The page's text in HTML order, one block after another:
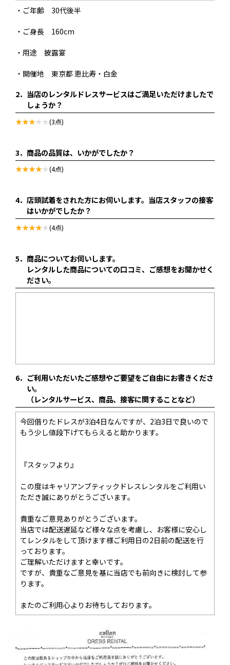
・ご年齢 30代後半
・ご身長 160cm
・用途 披露宴
・開催地 東京都 恵比寿・白金
2． 当店のレンタルドレスサービスはご満足いただけましたで
しょうか？
(3点)
3． 商品の品質は、いかがでしたか？
(4点)
4． 店頭試着をされた方にお伺いします。当店スタッフの接客
はいかがでしたか？
(4点)
5． 商品についてお伺いします。
レンタルした商品についての口コミ、ご感想をお聞かせく
ださい。
6． ご利用いただいたご感想やご要望をご自由にお書きくださ
い。
（レンタルサービス、商品、接客に関することなど）
今回借りたドレスが3泊4日なんですが、2泊3日で良いので
もう少し値段下げてもらえると助かります。
『スタッフより』
この度はキャリアンブティックドレスレンタルをご利用い
ただき誠にありがとうございます。
貴重なご意見ありがとうございます。
当店では配送遅延など様々な点を考慮し、お客様に安心し
てレンタルをして頂けます様ご利用日の2日前の配送を行
っております。
ご理解いただけますと幸いです。
ですが、貴重なご意見を基に当店でも前向きに検討して参
ります。
またのご利用心よりお待ちしております。